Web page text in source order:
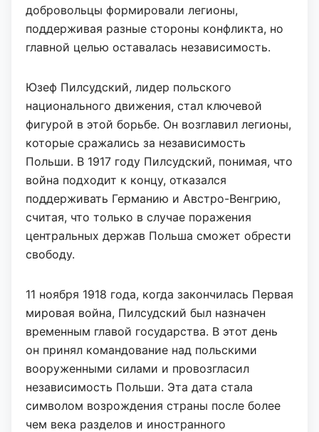
добровольцы формировали легионы,
поддерживая разные стороны конфликта, но
главной целью оставалась независимость.
Юзеф Пилсудский, лидер польского
национального движения, стал ключевой
фигурой в этой борьбе. Он возглавил легионы,
которые сражались за независимость
Польши. В 1917 году Пилсудский, понимая, что
война подходит к концу, отказался
поддерживать Германию и Австро-Венгрию,
считая, что только в случае поражения
центральных держав Польша сможет обрести
свободу.
11 ноября 1918 года, когда закончилась Первая
мировая война, Пилсудский был назначен
временным главой государства. В этот день
он принял командование над польскими
вооруженными силами и провозгласил
независимость Польши. Эта дата стала
символом возрождения страны после более
чем века разделов и иностранного